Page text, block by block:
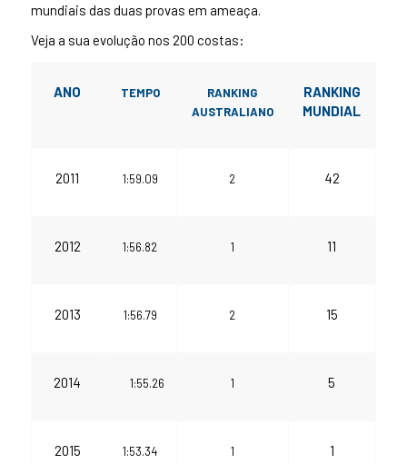
mundiais das duas provas em ameaça.
Veja a sua evolução nos 200 costas:
ANO TEMPO
RANKING
AUSTRALIANO
RANKING
MUNDIAL
2011 1:59.09 2 42
2012 1:56.82 1 11
2013 1:56.79 2 15
2014 1:55.26 1 5
2015 1:53.34 1 1